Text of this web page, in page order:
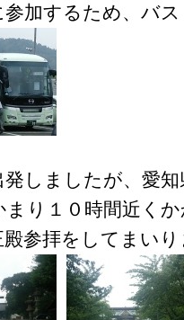
参加するため、バ
しましたが、愛知
まり１０時間近く
殿参拝をしてまい